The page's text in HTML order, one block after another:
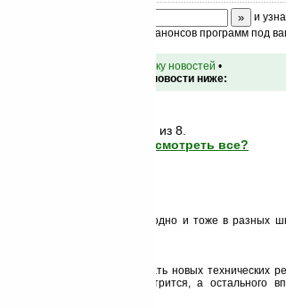
и
дайджест новостей, анонсов программ под
вернуться к списку новостей •
Обсуждение этой новости ниже:
последние
сообщений из 8.
может быть скрыта!
Просмотреть все?
плодят производители одно и тоже в разных
сегмента нельзя ожидать новых технических
вполне симпатично смотрится, а остального